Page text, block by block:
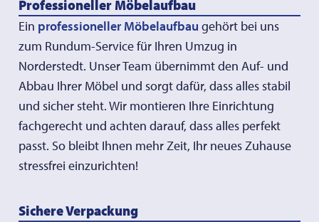
Professioneller Möbelaufbau
Ein professioneller Möbelaufbau gehört bei uns
zum Rundum-Service für Ihren Umzug in
Norderstedt. Unser Team übernimmt den Auf- und
Abbau Ihrer Möbel und sorgt dafür, dass alles stabil
und sicher steht. Wir montieren Ihre Einrichtung
fachgerecht und achten darauf, dass alles perfekt
passt. So bleibt Ihnen mehr Zeit, Ihr neues Zuhause
stressfrei einzurichten!
Sichere Verpackung